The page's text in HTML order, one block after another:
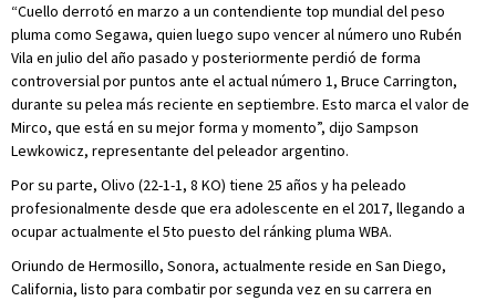
“Cuello derrotó en marzo a un contendiente top mundial del peso
pluma como Segawa, quien luego supo vencer al número uno Rubén
Vila en julio del año pasado y posteriormente perdió de forma
controversial por puntos ante el actual número 1, Bruce Carrington,
durante su pelea más reciente en septiembre. Esto marca el valor de
Mirco, que está en su mejor forma y momento”, dijo Sampson
Lewkowicz, representante del peleador argentino.
Por su parte, Olivo (22-1-1, 8 KO) tiene 25 años y ha peleado
profesionalmente desde que era adolescente en el 2017, llegando a
ocupar actualmente el 5to puesto del ránking pluma WBA.
Oriundo de Hermosillo, Sonora, actualmente reside en San Diego,
California, listo para combatir por segunda vez en su carrera en